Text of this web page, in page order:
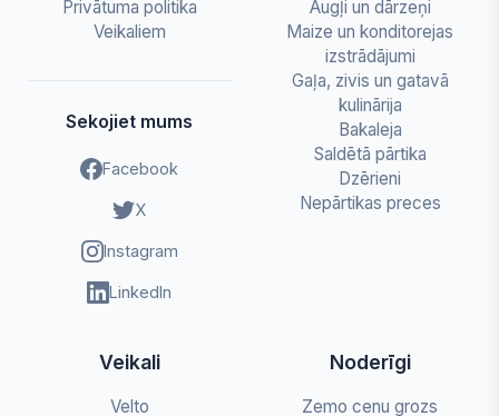
Privātuma politika
Veikaliem
Sekojiet mums
Facebook
X
Instagram
LinkedIn
Augļi un dārzeņi
Maize un konditorejas
izstrādājumi
Gaļa, zivis un gatavā
kulinārija
Bakaleja
Saldētā pārtika
Dzērieni
Nepārtikas preces
Veikali
Velto
Noderīgi
Zemo cenu grozs